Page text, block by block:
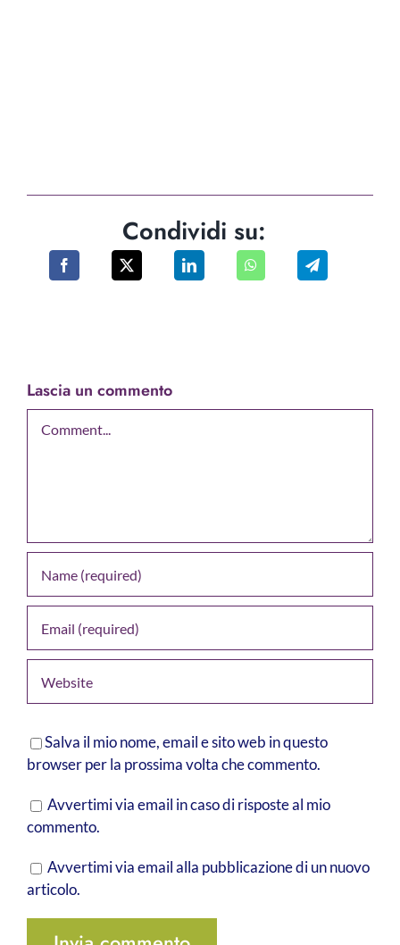
Condividi su:
Lascia un commento
Salva il mio nome, email e sito web in questo
browser per la prossima volta che commento.
Avvertimi via email in caso di risposte al mio
commento.
Avvertimi via email alla pubblicazione di un nuovo
articolo.